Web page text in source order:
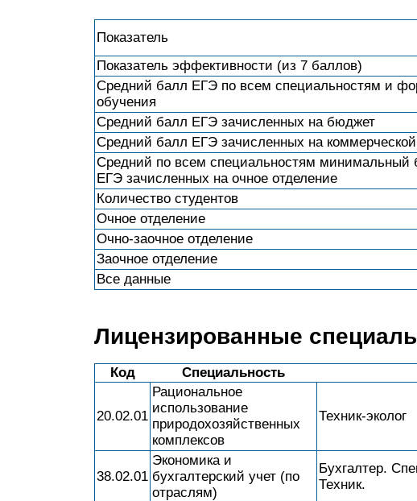
Показатель
Показатель эффективности (из 7 баллов)
Средний балл ЕГЭ по всем специальностям и
обучения
Средний балл ЕГЭ зачисленных на бюджет
Средний балл ЕГЭ зачисленных на
Средний по всем специальностям минимальный
ЕГЭ зачисленных на очное отделение
Количество студентов
Очное отделение
Очно-заочное отделение
Заочное отделение
Все данные
Лицензированные
Код Специальность
20.02.01
Рациональное
использование
природохозяйственных
комплексов
Техник-эколог
38.02.01
Экономика и
бухгалтерский учет (по
отраслям)
Бухгалтер.
Техник.